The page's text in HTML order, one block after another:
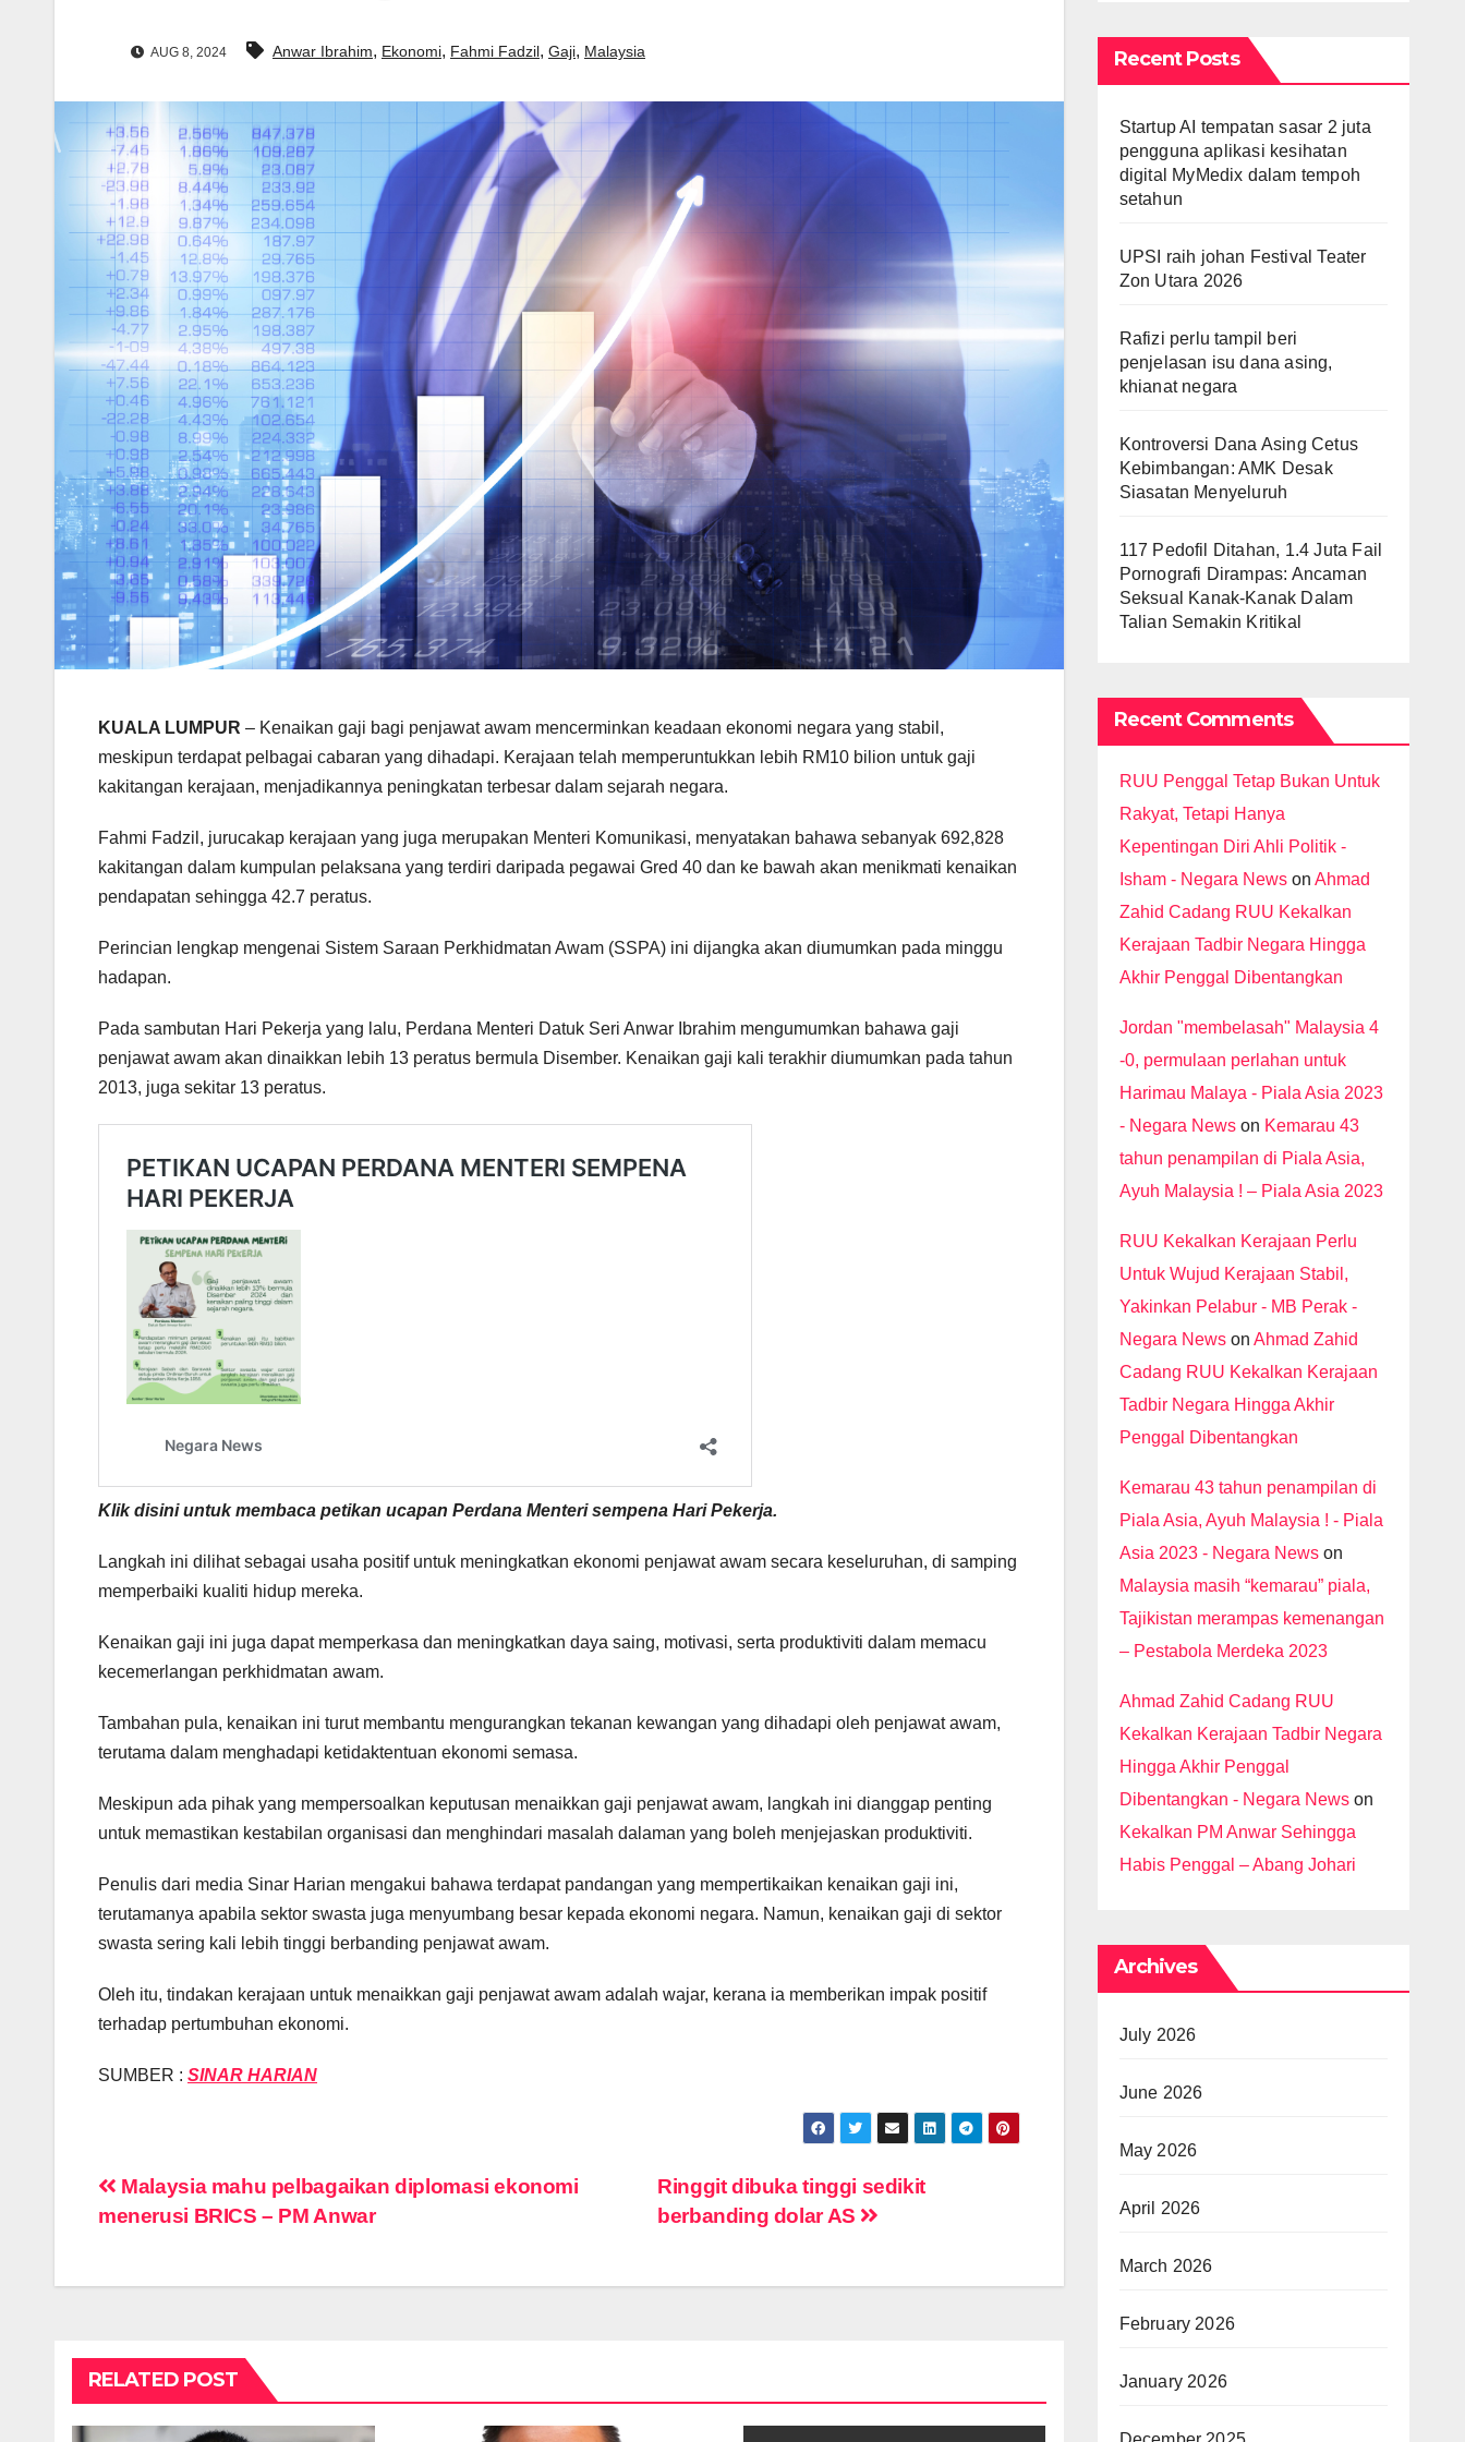
AUG 8, 2024 Anwar Ibrahim, Ekonomi, Fahmi Fadzil, Gaji, Malaysia
KUALA LUMPUR – Kenaikan gaji bagi penjawat awam mencerminkan keadaan ekonomi negara yang stabil,
meskipun terdapat pelbagai cabaran yang dihadapi. Kerajaan telah memperuntukkan lebih RM10 bilion untuk gaji
kakitangan kerajaan, menjadikannya peningkatan terbesar dalam sejarah negara.
Fahmi Fadzil, jurucakap kerajaan yang juga merupakan Menteri Komunikasi, menyatakan bahawa sebanyak 692,828
kakitangan dalam kumpulan pelaksana yang terdiri daripada pegawai Gred 40 dan ke bawah akan menikmati kenaikan
pendapatan sehingga 42.7 peratus.
Perincian lengkap mengenai Sistem Saraan Perkhidmatan Awam (SSPA) ini dijangka akan diumumkan pada minggu
hadapan.
Pada sambutan Hari Pekerja yang lalu, Perdana Menteri Datuk Seri Anwar Ibrahim mengumumkan bahawa gaji
penjawat awam akan dinaikkan lebih 13 peratus bermula Disember. Kenaikan gaji kali terakhir diumumkan pada tahun
2013, juga sekitar 13 peratus.
Klik disini untuk membaca petikan ucapan Perdana Menteri sempena Hari Pekerja.
Langkah ini dilihat sebagai usaha positif untuk meningkatkan ekonomi penjawat awam secara keseluruhan, di samping
memperbaiki kualiti hidup mereka.
Kenaikan gaji ini juga dapat memperkasa dan meningkatkan daya saing, motivasi, serta produktiviti dalam memacu
kecemerlangan perkhidmatan awam.
Tambahan pula, kenaikan ini turut membantu mengurangkan tekanan kewangan yang dihadapi oleh penjawat awam,
terutama dalam menghadapi ketidaktentuan ekonomi semasa.
Meskipun ada pihak yang mempersoalkan keputusan menaikkan gaji penjawat awam, langkah ini dianggap penting
untuk memastikan kestabilan organisasi dan menghindari masalah dalaman yang boleh menjejaskan produktiviti.
Penulis dari media Sinar Harian mengakui bahawa terdapat pandangan yang mempertikaikan kenaikan gaji ini,
terutamanya apabila sektor swasta juga menyumbang besar kepada ekonomi negara. Namun, kenaikan gaji di sektor
swasta sering kali lebih tinggi berbanding penjawat awam.
Oleh itu, tindakan kerajaan untuk menaikkan gaji penjawat awam adalah wajar, kerana ia memberikan impak positif
terhadap pertumbuhan ekonomi.
SUMBER : SINAR HARIAN
Post
Ringgit dibuka tinggi sedikit
berbanding dolar AS
Malaysia mahu pelbagaikan diplomasi ekonomi
menerusi BRICS – PM Anwar
RELATED POST
Recent Posts
Startup AI tempatan sasar 2 juta
pengguna aplikasi kesihatan
digital MyMedix dalam tempoh
setahun
UPSI raih johan Festival Teater
Zon Utara 2026
Rafizi perlu tampil beri
penjelasan isu dana asing,
khianat negara
Kontroversi Dana Asing Cetus
Kebimbangan: AMK Desak
Siasatan Menyeluruh
117 Pedofil Ditahan, 1.4 Juta Fail
Pornografi Dirampas: Ancaman
Seksual Kanak-Kanak Dalam
Talian Semakin Kritikal
Recent Comments
RUU Penggal Tetap Bukan Untuk
Rakyat, Tetapi Hanya
Kepentingan Diri Ahli Politik -
Isham - Negara Newson Ahmad
Zahid Cadang RUU Kekalkan
Kerajaan Tadbir Negara Hingga
Akhir Penggal Dibentangkan
Jordan "membelasah" Malaysia 4
-0, permulaan perlahan untuk
Harimau Malaya - Piala Asia 2023
- Negara Newson Kemarau 43
tahun penampilan di Piala Asia,
Ayuh Malaysia ! – Piala Asia 2023
RUU Kekalkan Kerajaan Perlu
Untuk Wujud Kerajaan Stabil,
Yakinkan Pelabur - MB Perak -
Negara Newson Ahmad Zahid
Cadang RUU Kekalkan Kerajaan
Tadbir Negara Hingga Akhir
Penggal Dibentangkan
Kemarau 43 tahun penampilan di
Piala Asia, Ayuh Malaysia ! - Piala
Asia 2023 - Negara Newson
Malaysia masih “kemarau” piala,
Tajikistan merampas kemenangan
– Pestabola Merdeka 2023
Ahmad Zahid Cadang RUU
Kekalkan Kerajaan Tadbir Negara
Hingga Akhir Penggal
Dibentangkan - Negara Newson
Kekalkan PM Anwar Sehingga
Habis Penggal – Abang Johari
Archives
July 2026
June 2026
May 2026
April 2026
March 2026
February 2026
January 2026